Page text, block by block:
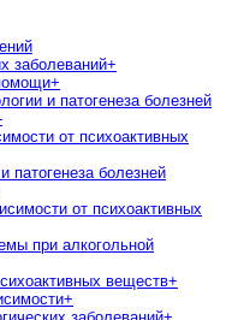
заболеваний+
+
и патогенеза болезней
от психоактивных
патогенеза болезней
от психоактивных
при алкогольной
веществ+
+